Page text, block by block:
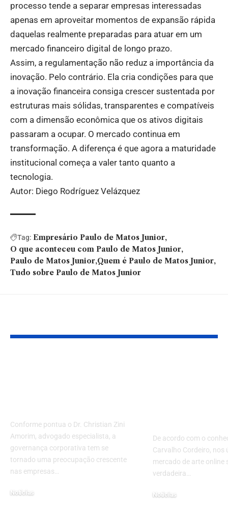
processo tende a separar empresas interessadas
apenas em aproveitar momentos de expansão rápida
daquelas realmente preparadas para atuar em um
mercado financeiro digital de longo prazo.
Assim, a regulamentação não reduz a importância da
inovação. Pelo contrário. Ela cria condições para que
a inovação financeira consiga crescer sustentada por
estruturas mais sólidas, transparentes e compatíveis
com a dimensão econômica que os ativos digitais
passaram a ocupar. O mercado continua em
transformação. A diferença é que agora a maturidade
institucional começa a valer tanto quanto a
tecnologia.
Autor: Diego Rodríguez Velázquez
Tag: Empresário Paulo de Matos Junior
O que aconteceu com Paulo de Matos Junior
Paulo de Matos Junior Quem é Paulo de Matos Junior
Tudo sobre Paulo de Matos Junior
Conforme pontua o Dr. Christian Zini
Amorim, advogado especialista, a
governança corporativa tem se
tornado uma preocupação crescente
nas empresas…
Notícias
De acordo com o
Carvalho Cordeiro, nos
mercado de arte online
verdadeira…
Notícias